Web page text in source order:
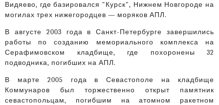
Видяево, где базировался "Курск", Нижнем Новгороде на
могилах трех нижегородцев — моряков АПЛ.
В августе 2003 года в Санкт-Петербурге завершились
работы по созданию мемориального комплекса на
Серафимовском кладбище, где похоронены 32
подводника, погибших на АПЛ.
В марте 2005 года в Севастополе на кладбище
Коммунаров был торжественно открыт памятник
севастопольцам, погибшим на атомном ракетном